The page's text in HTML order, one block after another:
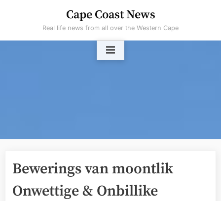
Cape Coast News
Real life news from all over the Western Cape
Bewerings van moontlik
Onwettige & Onbillike